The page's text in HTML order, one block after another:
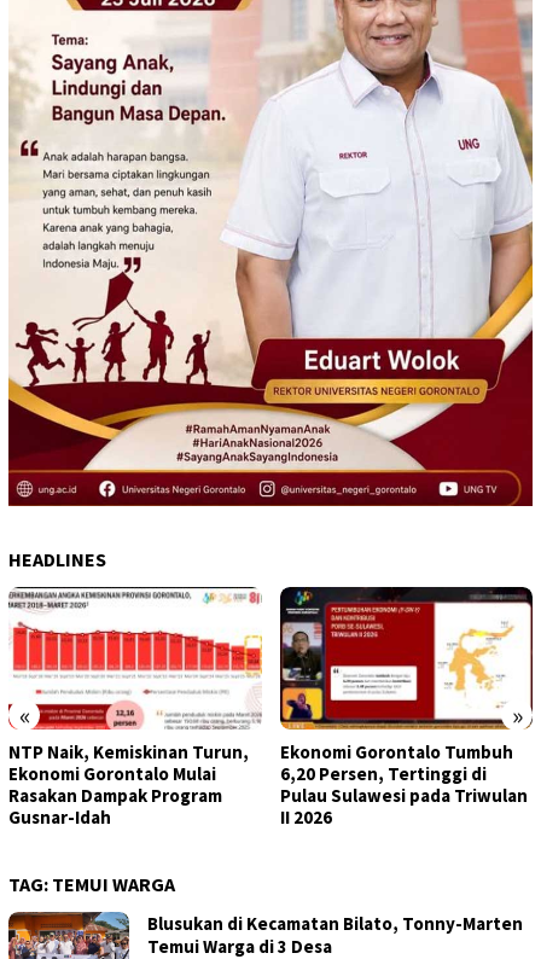
HEADLINES
« »
NTP Naik, Kemiskinan Turun,
Ekonomi Gorontalo Mulai
Rasakan Dampak Program
Gusnar-Idah
Ekonomi Gorontalo Tumbuh
6,20 Persen, Tertinggi di
Pulau Sulawesi pada Triwulan
II 2026
TAG: TEMUI WARGA
Blusukan di Kecamatan Bilato, Tonny-Marten
Temui Warga di 3 Desa